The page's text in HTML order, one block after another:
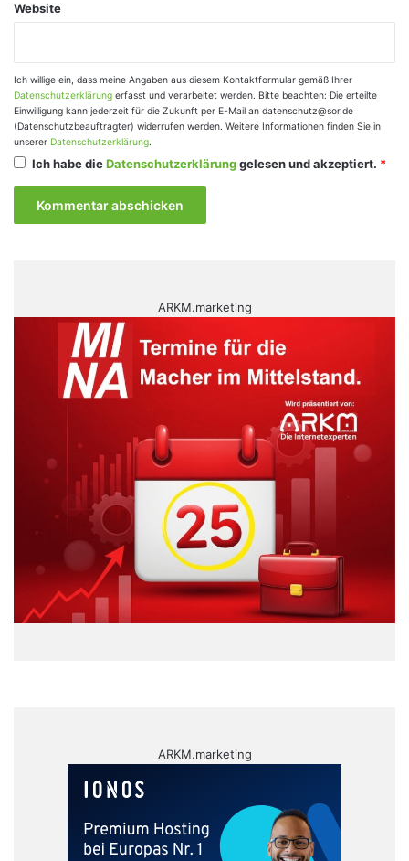
Website
Ich willige ein, dass meine Angaben aus diesem Kontaktformular gemäß Ihrer
Datenschutzerklärung erfasst und verarbeitet werden. Bitte beachten: Die erteilte
Einwilligung kann jederzeit für die Zukunft per E-Mail an datenschutz@sor.de
(Datenschutzbeauftragter) widerrufen werden. Weitere Informationen finden Sie in
unserer Datenschutzerklärung.
Ich habe dieDatenschutzerklärunggelesen und akzeptiert. *
ARKM.marketing
ARKM.marketing